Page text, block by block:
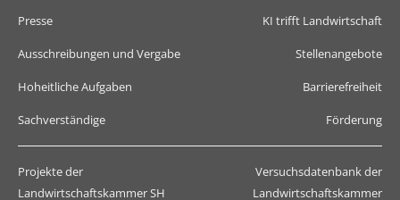
Presse KI trifft Landwirtschaft
Ausschreibungen und Vergabe Stellenangebote
Hoheitliche Aufgaben Barrierefreiheit
Sachverständige Förderung
Projekte der
Landwirtschaftskammer SH
Versuchsdatenbank der
Landwirtschaftskammer